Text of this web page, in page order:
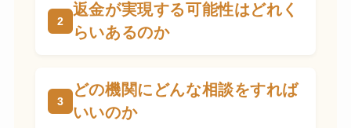
返金が実現する可能性はどれく
らいあるのか
どの機関にどんな相談をすれば
いいのか